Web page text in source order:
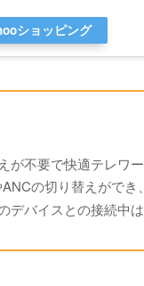
ショッピング
が不要で快適テレワ
の切り替えができ
デバイスとの接続中